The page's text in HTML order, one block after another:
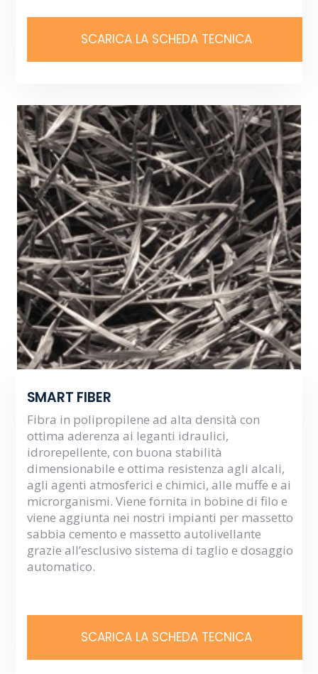
SCARICA LA SCHEDA TECNICA
SMART FIBER
Fibra in polipropilene ad alta densità con
ottima aderenza ai leganti idraulici,
idrorepellente, con buona stabilità
dimensionabile e ottima resistenza agli alcali,
agli agenti atmosferici e chimici, alle muffe e ai
microrganismi. Viene fornita in bobine di filo e
viene aggiunta nei nostri impianti per massetto
sabbia cemento e massetto autolivellante
grazie all’esclusivo sistema di taglio e dosaggio
automatico.
SCARICA LA SCHEDA TECNICA